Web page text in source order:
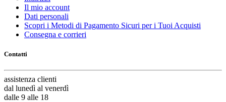
Il mio account
Dati personali
Scopri i Metodi di Pagamento Sicuri per i Tuoi Acquisti
Consegna e corrieri
Contatti
assistenza clienti
dal lunedì al venerdì
dalle 9 alle 18